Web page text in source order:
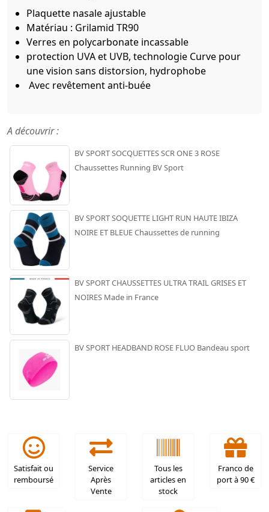
Plaquette nasale ajustable
Matériau : Grilamid TR90
Verres en polycarbonate incassable
protection UVA et UVB, technologie Curve pour
une vision sans distorsion, hydrophobe
Avec revêtement anti-buée
A découvrir :
BV SPORT SOCQUETTES SCR ONE 3 ROSE
Chaussettes Running BV Sport
BV SPORT SOQUETTE LIGHT RUN HAUTE IBIZA
NOIRE ET BLEUE Chaussettes de running
BV SPORT CHAUSSETTES ULTRA TRAIL GRISES ET
NOIRES Made in France
BV SPORT HEADBAND ROSE FLUO Bandeau sport
Satisfait ou
remboursé
Service
Après
Vente
Tous les
articles en
stock
Franco de
port à 90 €